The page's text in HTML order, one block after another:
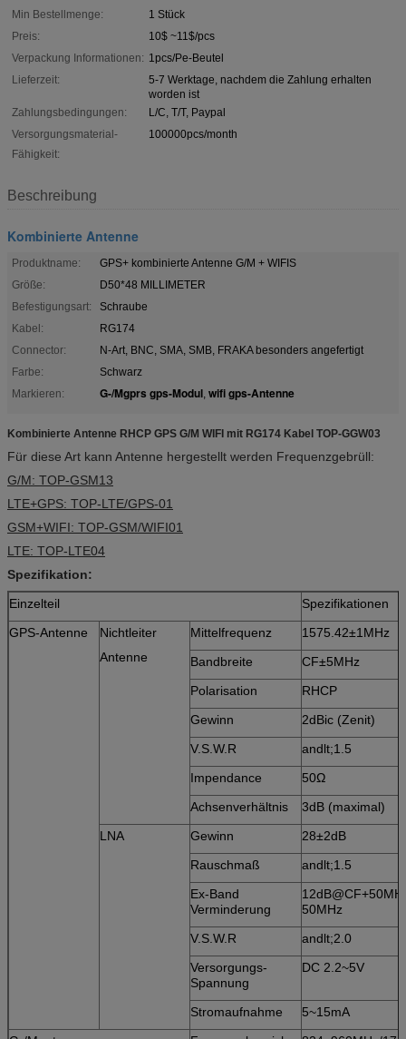
Min Bestellmenge:
1 Stück
Preis:
10$ ~11$/pcs
Verpackung Informationen: 1pcs/Pe-Beutel
Lieferzeit:
5-7 Werktage, nachdem die Zahlung erhalten
worden ist
Zahlungsbedingungen:
L/C, T/T, Paypal
Versorgungsmaterial-
Fähigkeit:
100000pcs/month
Beschreibung
Kombinierte Antenne
Produktname:
GPS+ kombinierte Antenne G/M + WIFIS
Größe:
D50*48 MILLIMETER
Befestigungsart:
Schraube
Kabel:
RG174
Connector:
N-Art, BNC, SMA, SMB, FRAKA besonders angefertigt
Farbe:
Schwarz
Markieren:
G-/Mgprs gps-Modul, wifi gps-Antenne
Kombinierte Antenne RHCP GPS G/M WIFI mit RG174 Kabel TOP-GGW03
Für diese Art kann Antenne hergestellt werden Frequenzgebrüll:
G/M: TOP-GSM13
LTE+GPS: TOP-LTE/GPS-01
GSM+WIFI: TOP-GSM/WIFI01
LTE: TOP-LTE04
Spezifikation:
Einzelteil
Spezifikationen
GPS-Antenne
Nichtleiter
Antenne
Mittelfrequenz
1575.42±1MHz
Bandbreite
CF±5MHz
Polarisation
RHCP
Gewinn
2dBic (Zenit)
V.S.W.R
andlt;1.5
Impendance
50Ω
Achsenverhältnis
3dB (maximal)
LNA
Gewinn
28±2dB
Rauschmaß
andlt;1.5
Ex-Band
Verminderung
50MHz
V.S.W.R
andlt;2.0
Versorgungs-
Spannung
DC 2.2~5V
Stromaufnahme
5~15mA